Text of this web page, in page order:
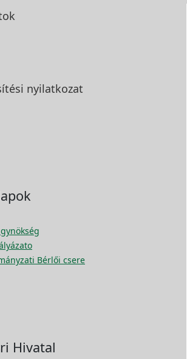
nyilatkozat
Bérlői csere
Hivatal